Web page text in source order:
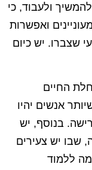
ולעבוד, כי
ואפשרות
שצברו. יש כיום
החיים
אנשים יהיו
בנוסף, יש
שבו יש צעירים
מה ללמוד